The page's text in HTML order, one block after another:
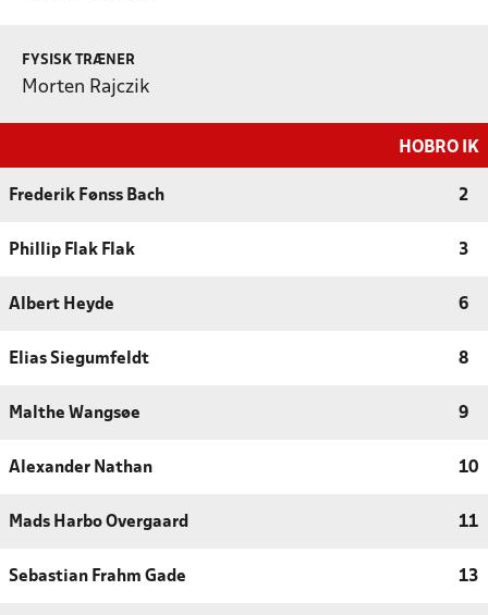
FYSISK TRÆNER
Morten Rajczik
HOBRO IK
Frederik Fønss Bach 2
Phillip Flak Flak 3
Albert Heyde 6
Elias Siegumfeldt 8
Malthe Wangsøe 9
Alexander Nathan 10
Mads Harbo Overgaard 11
Sebastian Frahm Gade 13